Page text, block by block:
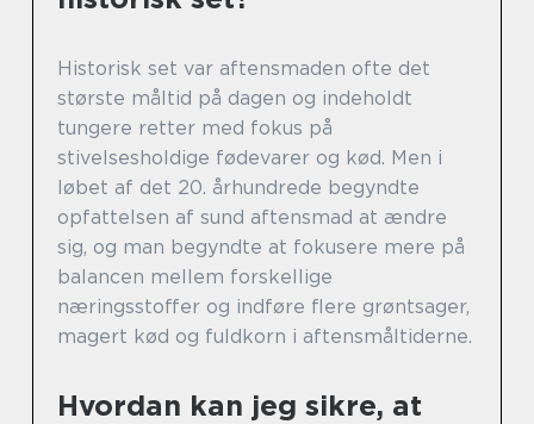
Historisk set var aftensmaden ofte det
største måltid på dagen og indeholdt
tungere retter med fokus på
stivelsesholdige fødevarer og kød. Men i
løbet af det 20. århundrede begyndte
opfattelsen af sund aftensmad at ændre
sig, og man begyndte at fokusere mere på
balancen mellem forskellige
næringsstoffer og indføre flere grøntsager,
magert kød og fuldkorn i aftensmåltiderne.
Hvordan kan jeg sikre, at